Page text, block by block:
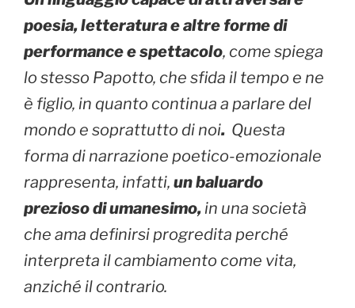
poesia, letteratura e altre forme di
performance e spettacolo, come spiega
lo stesso Papotto, che sfida il tempo e ne
è figlio, in quanto continua a parlare del
mondo e soprattutto di noi. Questa
forma di narrazione poetico-emozionale
rappresenta, infatti, un baluardo
prezioso di umanesimo, in una società
che ama definirsi progredita perché
interpreta il cambiamento come vita,
anziché il contrario.